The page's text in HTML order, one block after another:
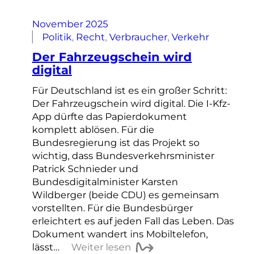
November 2025
Politik, Recht, Verbraucher, Verkehr
Der Fahrzeugschein wird
digital
Für Deutschland ist es ein großer Schritt:
Der Fahrzeugschein wird digital. Die I-Kfz-
App dürfte das Papierdokument
komplett ablösen. Für die
Bundesregierung ist das Projekt so
wichtig, dass Bundesverkehrsminister
Patrick Schnieder und
Bundesdigitalminister Karsten
Wildberger (beide CDU) es gemeinsam
vorstellten. Für die Bundesbürger
erleichtert es auf jeden Fall das Leben. Das
Dokument wandert ins Mobiltelefon,
lässt…
Weiter lesen